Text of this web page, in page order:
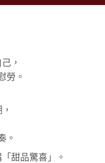
，
勞。
。
甜品驚喜」。